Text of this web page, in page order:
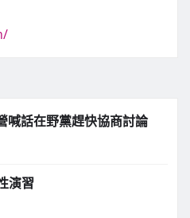
喊話在野黨趕快協商討論
演習